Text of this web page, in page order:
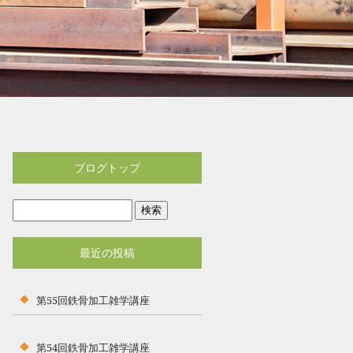
ブログトップ
最近の投稿
第55回鉄骨加工雑学講座
第54回鉄骨加工雑学講座